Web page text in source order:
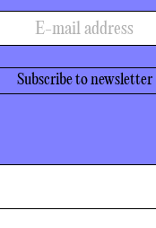
E-mail address